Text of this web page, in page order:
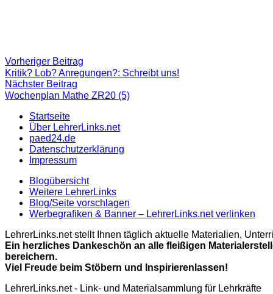
Beitragsnavigation
Vorheriger Beitrag
Beitrag:
Kritik? Lob? Anregungen?: Schreibt uns!
Nächster Beitrag
Beitrag
Wochenplan Mathe ZR20 (5)
Startseite
Über LehrerLinks.net
paed24.de
Datenschutzerklärung
Impressum
Blogübersicht
Weitere LehrerLinks
Blog/Seite vorschlagen
Werbegrafiken & Banner – LehrerLinks.net verlinken
LehrerLinks.net stellt Ihnen täglich aktuelle Materialien,
Ein herzliches Dankeschön an alle fleißigen
bereichern.
Viel Freude beim Stöbern und Inspirierenlassen!
LehrerLinks.net - Link- und Materialsammlung für Lehrkräfte